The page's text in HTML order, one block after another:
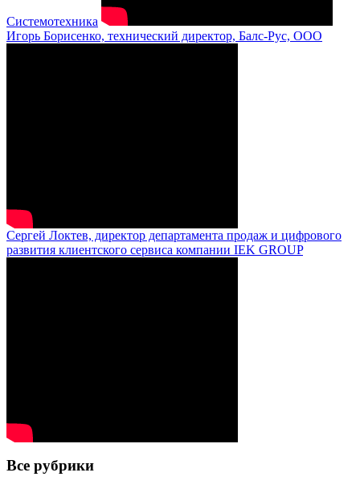
Системотехника
Игорь Борисенко, технический директор, Балс-Рус, ООО
Сергей Локтев, директор департамента продаж и цифрового
развития клиентского сервиса компании IEK GROUP
Все рубрики